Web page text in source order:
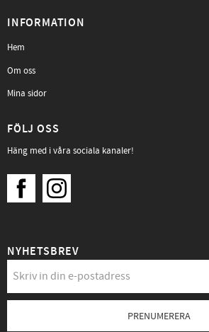
INFORMATION
Hem
Om oss
Mina sidor
FÖLJ OSS
Häng med i våra sociala kanaler!
NYHETSBREV
PRENUMERERA